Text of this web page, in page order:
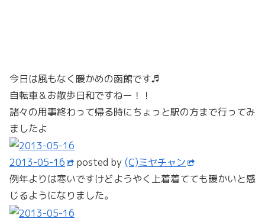
今日は風もなく暖かめの函館です♬
自転車＆お散歩日和ですねー！！
諸々の用事終わって帰る時にちょっと駅の方まで行ってみ
ましたよ
2013-05-16 posted by (C)ミヤチャン
例年よりは寒いですけどようやく上着着てても暖かいと感
じるようになりました。